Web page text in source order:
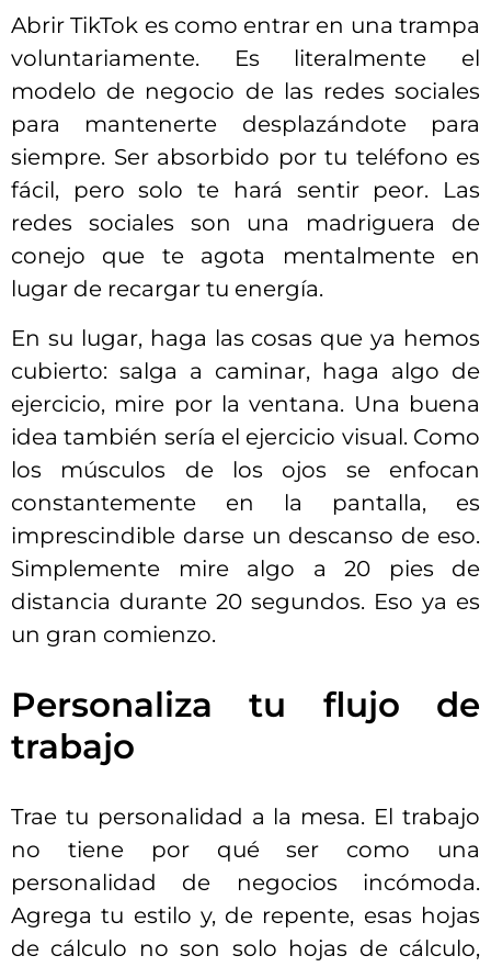
Abrir TikTok es como entrar en una trampa
voluntariamente. Es literalmente el
modelo de negocio de las redes sociales
para mantenerte desplazándote para
siempre. Ser absorbido por tu teléfono es
fácil, pero solo te hará sentir peor. Las
redes sociales son una madriguera de
conejo que te agota mentalmente en
lugar de recargar tu energía.
En su lugar, haga las cosas que ya hemos
cubierto: salga a caminar, haga algo de
ejercicio, mire por la ventana. Una buena
idea también sería el ejercicio visual. Como
los músculos de los ojos se enfocan
constantemente en la pantalla, es
imprescindible darse un descanso de eso.
Simplemente mire algo a 20 pies de
distancia durante 20 segundos. Eso ya es
un gran comienzo.
Personaliza tu flujo de
trabajo
Trae tu personalidad a la mesa. El trabajo
no tiene por qué ser como una
personalidad de negocios incómoda.
Agrega tu estilo y, de repente, esas hojas
de cálculo no son solo hojas de cálculo,